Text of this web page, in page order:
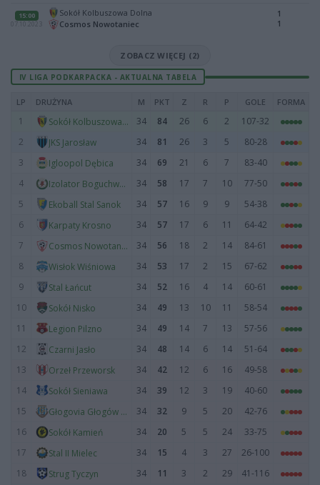
15:00
07.10.2023
Sokół Kolbuszowa Dolna
Cosmos Nowotaniec
1
1
ZOBACZ WIĘCEJ (2)
IV LIGA PODKARPACKA - AKTUALNA TABELA
LP DRUŻYNA M PKT Z R P GOLE FORMA
1 Sokół Kolbuszowa Dolna 34 84 26 6 2
107-32
2
JKS Jarosław 34 81 26 3 5
80-28
3
Igloopol Dębica 34 69 21 6 7
83-40
4
Izolator Boguchwała 34 58 17 7 10
77-50
5
Ekoball Stal Sanok 34 57 16 9 9
54-38
6
Karpaty Krosno 34 57 17 6 11
64-42
7
Cosmos Nowotaniec 34 56 18 2 14
84-61
8
Wisłok Wiśniowa 34 53 17 2 15
67-62
9
Stal Łańcut 34 52 16 4 14
60-61
10
Sokół Nisko 34 49 13 10 11
58-54
11
Legion Pilzno 34 49 14 7 13
57-56
12
Czarni Jasło 34 48 14 6 14
51-64
13
Orzeł Przeworsk 34 42 12 6 16
49-58
14
Sokół Sieniawa 34 39 12 3 19
40-60
15
Głogovia Głogów Małopolski 34 32 9 5 20
42-76
16
Sokół Kamień 34 20 5 5 24
33-75
17
Stal II Mielec 34 15 4 3 27
26-100
18
Strug Tyczyn 34 11 3 2 29 41-116